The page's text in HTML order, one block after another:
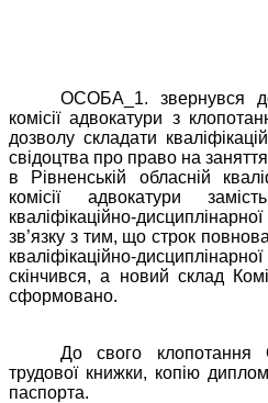
ОСОБА_1. звернувся
комісії адвокатури з
дозволу складати
свідоцтва про право на
в Рівненській обласній
комісії адвокатури
кваліфікаційно-
зв’язку з тим, що строк
кваліфікаційно-
скінчився, а новий склад
сформовано.
До свого
трудової книжки, копію
паспорта.